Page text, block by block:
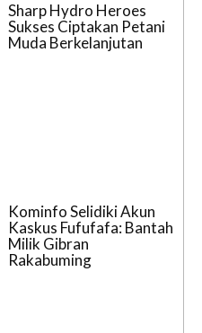
Sharp Hydro Heroes
Sukses Ciptakan Petani
Muda Berkelanjutan
Kominfo Selidiki Akun
Kaskus Fufufafa: Bantah
Milik Gibran
Rakabuming